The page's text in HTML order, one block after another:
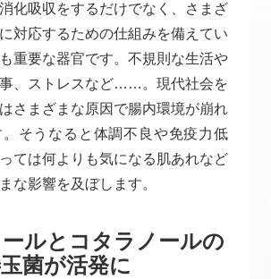
化吸収をするだけでなく、さまざ
対応するための仕組みを備えてい
重要な器官です。不規則な生活や
、ストレスなど……。現代社会を
さまざまな原因で腸内環境が崩れ
そうなると体調不良や免疫力低
ては何よりも気になる肌あれなど
な影響を及ぼします。
ルとコタラノールの
菌が活発に